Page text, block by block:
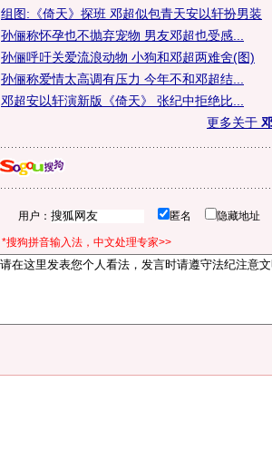
组图:《倚天》探班 邓超似包青天安以轩扮男装
孙俪称怀孕也不抛弃宠物 男友邓超也受感...
孙俪呼吁关爱流浪动物 小狗和邓超两难舍(图)
孙俪称爱情太高调有压力 今年不和邓超结...
邓超安以轩演新版《倚天》 张纪中拒绝比...
更多关于
用户： 匿名 隐藏地址
*搜狗拼音输入法，中文处理专家>>